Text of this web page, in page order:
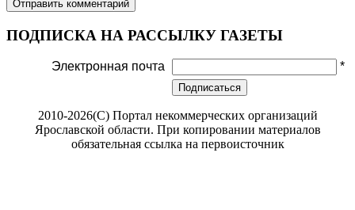
ПОДПИСКА НА РАССЫЛКУ ГАЗЕТЫ
Электронная почта *
Подписаться
2010-2026(С) Портал некоммерческих организаций
Ярославской области. При копировании материалов
обязательная ссылка на первоисточник